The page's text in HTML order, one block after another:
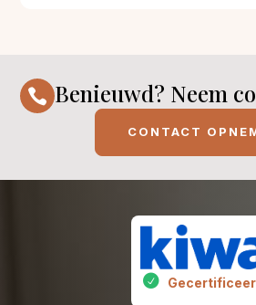
 Benieuwd? Neem
CONTACT